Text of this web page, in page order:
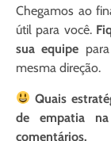
Chegamos ao
útil para você.
sua equipe
mesma direção.
Quais
de empatia na
comentários.